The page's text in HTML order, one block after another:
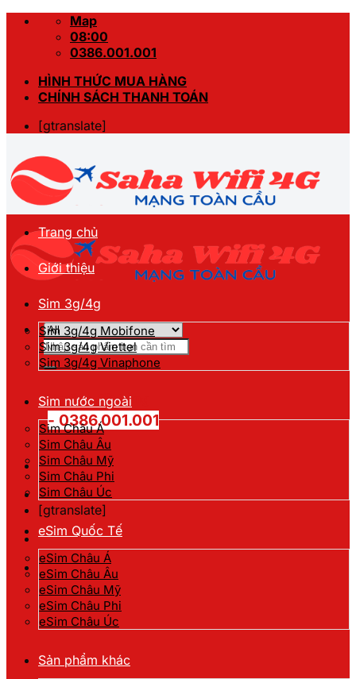
Skip
Map
08:00
0386.001.001
HÌNH THỨC MUA HÀNG
CHÍNH SÁCH THANH TOÁN
[gtranslate]
Tìm
kiếm:
Hotline đặt hàng
- 0386.001.001
[gtranslate]
Trang chủ
Giới thiệu
Sim 3g/4g
Sim 3g/4g Mobifone
Sim 3g/4g Viettel
Sim 3g/4g Vinaphone
Sim nước ngoài
Sim Châu Á
Sim Châu Âu
Sim Châu Mỹ
Sim Châu Phi
Sim Châu Úc
eSim Quốc Tế
eSim Châu Á
eSim Châu Âu
eSim Châu Mỹ
eSim Châu Phi
eSim Châu Úc
Sản phẩm khác